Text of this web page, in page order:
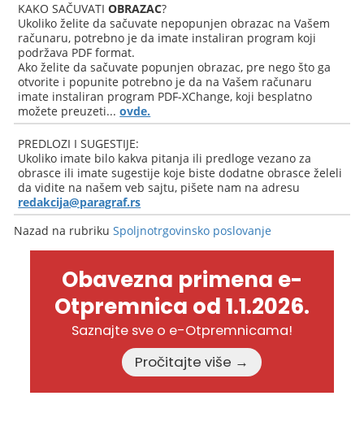
KAKO SAČUVATIOBRAZAC?
Ukoliko želite da sačuvate nepopunjen obrazac na Vašem
računaru, potrebno je da imate instaliran program koji
podržava PDF format.
Ako želite da sačuvate popunjen obrazac, pre nego što ga
otvorite i popunite potrebno je da na Vašem računaru
imate instaliran program PDF-XChange, koji besplatno
možete preuzeti...ovde.
PREDLOZI I SUGESTIJE:
Ukoliko imate bilo kakva pitanja ili predloge vezano za
obrasce ili imate sugestije koje biste dodatne obrasce želeli
da vidite na našem veb sajtu, pišete nam na adresu
redakcija@paragraf.rs
Nazad na rubrikuSpoljnotrgovinsko poslovanje
Obavezna primena e-
Otpremnica od 1.1.2026.
Saznajte sve o e-Otpremnicama!
Pročitajte više →